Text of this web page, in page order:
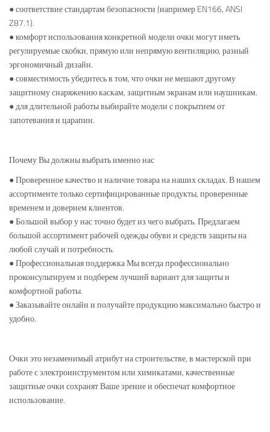
● соответствие стандартам безопасности (например EN166, ANSI
Z87.1).
● комфорт использования конкретной модели очки могут иметь
регулируемые скобки, прямую или непрямую вентиляцию, разный
эргономичный дизайн.
● совместимость убедитесь в том, что очки не мешают другому
защитному снаряжению каскам, защитным экранам или наушникам.
● для длительной работы выбирайте модели с покрытием от
запотевания и царапин.
Почему Вы должны выбрать именно нас
● Проверенное качество и наличие товара на наших складах. В нашем
ассортименте только сертифицированные продукты, проверенные
временем и доверием клиентов.
● Большой выбор у нас точно будет из чего выбрать. Предлагаем
большой ассортимент рабочей одежды обуви и средств защиты на
любой случай и потребность.
● Профессиональная поддержка Мы всегда профессионально
проконсультируем и подберем лучший вариант для защиты и
комфортной работы.
● Заказывайте онлайн и получайте продукцию максимально быстро и
удобно.
Очки это незаменимый атрибут на строительстве, в мастерской при
работе с электроинструментом или химикатами, качественные
защитные очки сохранят Ваше зрение и обеспечат комфортное
использование.